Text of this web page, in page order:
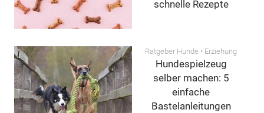
oder Beschwerden bei Deinem Tier immer den Tierarzt Deines Vertrauens!
schnelle Rezepte
Ratgeber Hunde • Erziehung
Hundespielzeug
selber machen: 5
einfache
Bastelanleitungen